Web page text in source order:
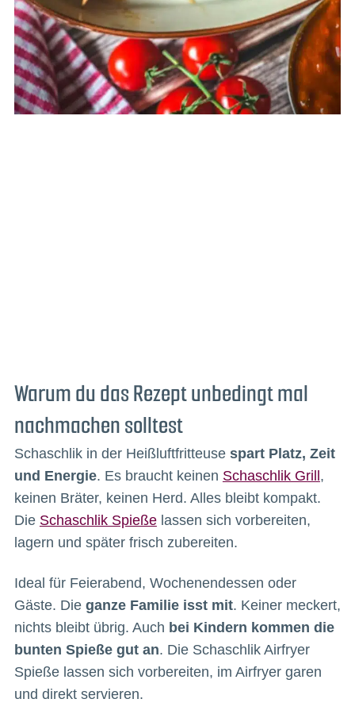
Warum du das Rezept unbedingt mal
nachmachen solltest
Schaschlik in der Heißluftfritteuse spart Platz, Zeit
und Energie. Es braucht keinen Schaschlik Grill,
keinen Bräter, keinen Herd. Alles bleibt kompakt.
Die Schaschlik Spießelassen sich vorbereiten,
lagern und später frisch zubereiten.
Ideal für Feierabend, Wochenendessen oder
Gäste. Die ganze Familie isst mit. Keiner meckert,
nichts bleibt übrig. Auch bei Kindern kommen die
bunten Spieße gut an. Die Schaschlik Airfryer
Spieße lassen sich vorbereiten, im Airfryer garen
und direkt servieren.